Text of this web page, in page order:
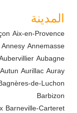
المدينة
Aix-en-Provence
Annemasse
Annesy
Aubagne
Auray
Aurillac
Autun
de-Luchon
Barbizon
Barneville-Carteret